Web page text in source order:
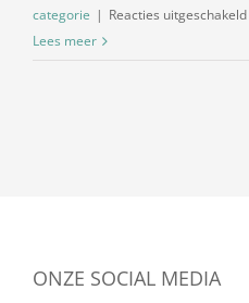
categorie | Reacties uitgeschakeld
Lees meer
ONZE SOCIAL MEDIA